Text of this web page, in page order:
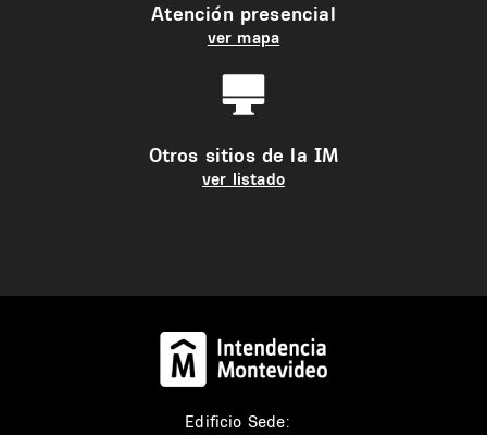
Atención presencial
ver mapa
Otros sitios de la IM
ver listado
Edificio Sede: